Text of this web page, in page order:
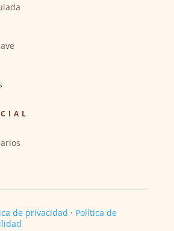
de privacidad · Política de